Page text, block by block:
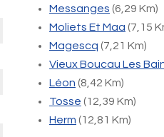
Messanges (6,29 Km)
Moliets Et Maa (7,15
Magescq (7,21 Km)
Vieux Boucau Les
Léon (8,42 Km)
Tosse (12,39 Km)
Herm (12,81 Km)